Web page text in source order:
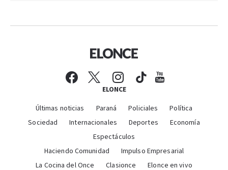
ELONCE
Últimas noticias Paraná Policiales
Política
Sociedad
Internacionales Deportes
Economía
Espectáculos
Haciendo Comunidad
Impulso Empresarial
La Cocina del Once
Clasionce Elonce en vivo